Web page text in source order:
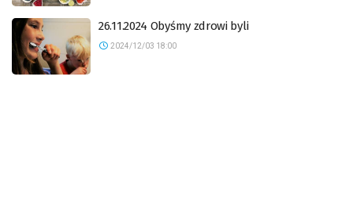
26.11.2024 Obyśmy zdrowi byli
2024/12/03 18:00